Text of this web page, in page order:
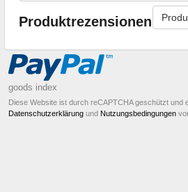
Produktrezensionen
goods index
Diese Website ist durch reCAPTCHA geschützt und
Datenschutzerklärung und Nutzungsbedingungen